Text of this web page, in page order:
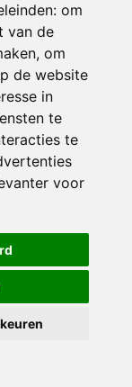
om
van de
, om
de website
in
te
te
voor
binnen
situaties
aan,
na
in